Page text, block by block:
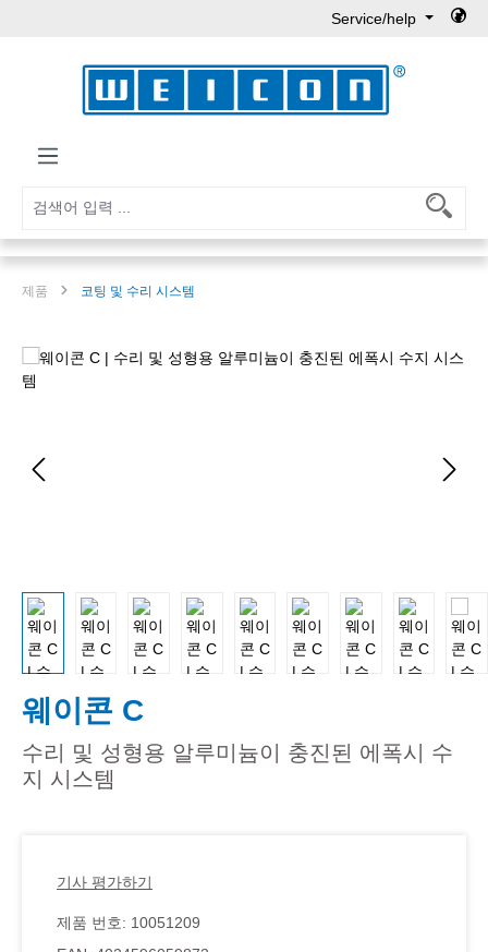
Service/help
제품 코팅 및 수리 시스템
Skip image gallery
웨이콘 C
수리 및 성형용 알루미늄이 충진된 에폭시 수
지 시스템
기사 평가하기
제품 번호: 10051209